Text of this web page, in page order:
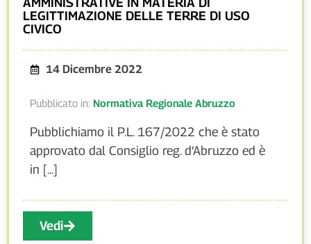
LEGITTIMAZIONE DELLE TERRE DI USO
CIVICO
14 Dicembre 2022
Pubblicato in: Normativa Regionale Abruzzo
Pubblichiamo il P.L. 167/2022 che è stato
approvato dal Consiglio reg. d’Abruzzo ed è
in [...]
Vedi